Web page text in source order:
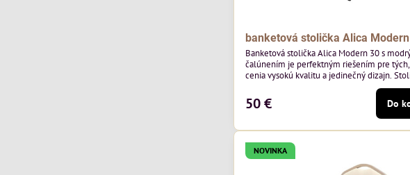
banketová stolička Alica
Banketová stolička Alica Modern 30 s
čalúnením je perfektným riešením pre
cenia vysokú kvalitu a jedinečný dizajn.
výnimočná použitím vysoko kvalitného
zamatového čalúnenia od poľského výrobcu
ktorého látka má hmotnosť 390 g/m², čo
50 € Do
NOVINKA